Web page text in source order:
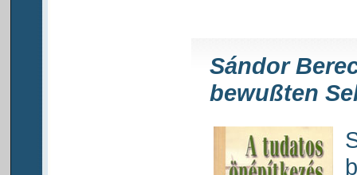
Sándor
bewußten